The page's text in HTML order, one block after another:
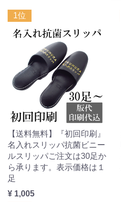
1位
【送料無料】『初回印刷』
名入れスリッパ抗菌ビニー
ルスリッパご注文は30足か
ら承ります。表示価格は１
足
¥ 1,005